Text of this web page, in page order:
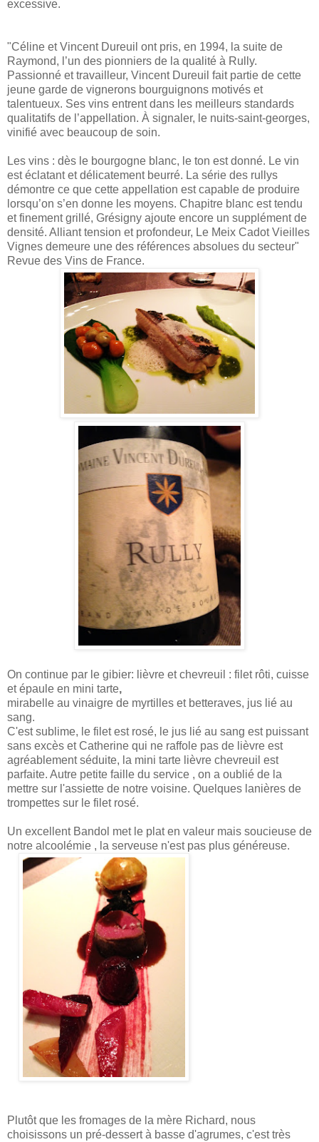
excessive.
"Céline et Vincent Dureuil ont pris, en 1994, la suite de
Raymond, l’un des pionniers de la qualité à Rully.
Passionné et travailleur, Vincent Dureuil fait partie de cette
jeune garde de vignerons bourguignons motivés et
talentueux. Ses vins entrent dans les meilleurs standards
qualitatifs de l’appellation. À signaler, le nuits-saint-georges,
vinifié avec beaucoup de soin.
Les vins : dès le bourgogne blanc, le ton est donné. Le vin
est éclatant et délicatement beurré. La série des rullys
démontre ce que cette appellation est capable de produire
lorsqu’on s’en donne les moyens. Chapitre blanc est tendu
et finement grillé, Grésigny ajoute encore un supplément de
densité. Alliant tension et profondeur, Le Meix Cadot Vieilles
Vignes demeure une des références absolues du secteur"
Revue des Vins de France.
On continue par le gibier: lièvre et chevreuil : filet rôti, cuisse
et épaule en mini tarte,
mirabelle au vinaigre de myrtilles et betteraves, jus lié au
sang.
C'est sublime, le filet est rosé, le jus lié au sang est puissant
sans excès et Catherine qui ne raffole pas de lièvre est
agréablement séduite, la mini tarte lièvre chevreuil est
parfaite. Autre petite faille du service , on a oublié de la
mettre sur l'assiette de notre voisine. Quelques lanières de
trompettes sur le filet rosé.
Un excellent Bandol met le plat en valeur mais soucieuse de
notre alcoolémie , la serveuse n'est pas plus généreuse.
Plutôt que les fromages de la mère Richard, nous
choisissons un pré-dessert à basse d'agrumes, c'est très